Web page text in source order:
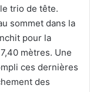
trio de tête.
sommet dans la
pour la
mètres. Une
ces dernières
des